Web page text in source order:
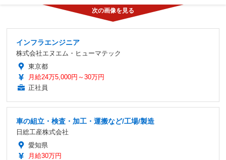
インフラエンジニア
株式会社エヌエム・ヒューマテック
東京都
月給24万5,000円～30万円
正社員
車の組立・検査・加工・運搬など/工場/製造
日総工産株式会社
愛知県
月給30万円